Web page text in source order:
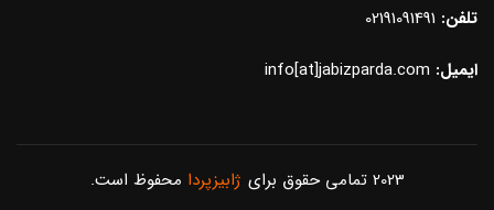
تلفن: 02191091491
ایمیل: info[at]jabizparda.com
2023 تمامی حقوق برای ژابیزپردا محفوظ است.